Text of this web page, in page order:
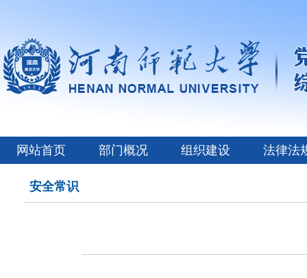
网站首页 部门概况 组织建设 法律法
安全常识